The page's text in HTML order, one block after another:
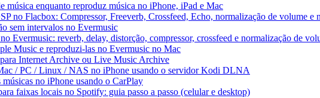
música enquanto reproduz música no iPhone, iPad e Mac
no Flacbox: Compressor, Freeverb, Crossfeed, Echo, normalização de volume e
sem intervalos no Evermusic
Evermusic: reverb, delay, distorção, compressor, crossfeed e normalização de
Music e reproduzi-las no Evermusic no Mac
Internet Archive ou Live Music Archive
/ PC / Linux / NAS no iPhone usando o servidor Kodi DLNA
no iPhone usando o CarPlay
faixas locais no Spotify: guia passo a passo (celular e desktop)